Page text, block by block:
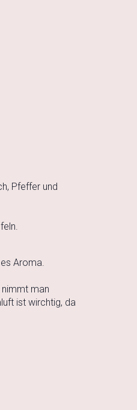
Pfeffer und
Aroma.
man
ist wirchtig, da